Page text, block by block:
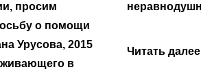
Читать далее